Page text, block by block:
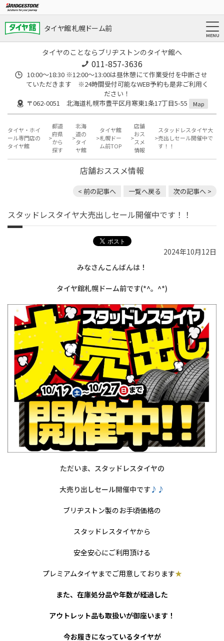
タイヤ館 札幌ドーム前
タイヤのことならブリヂストンのタイヤ館へ
011-857-3636
10:00～18:30 ※12:00～13:00は昼休憩にて作業受付を中断させ
ていただきます ※24時間受付可能なWEB予約も是非ご利用く
ださい！
〒062-0051 北海道札幌市豊平区月寒東1条17丁目5-55
Map
タイヤ・ホイ
ール専門店の
タイヤ館
都道
府県
から
探す
北海
道の
タイ
ヤ館
タイヤ館
札幌ドー
ム前TOP
店舗
おス
スメ
情報
スタッドレスタイヤ大
売出しセール開催中で
す！！
店舗おススメ情報
< 前の記事へ 一覧へ戻る 次の記事へ >
スタッドレスタイヤ大売出しセール開催中です！！
2024年10月12日
みなさんこんばんは！
タイヤ館札幌ドーム前です(*^。^*)
ただいま、スタッドレスタイヤの
大売り出しセール開催中です ♪♪
ブリヂストン製のお手頃価格の
スタッドレスタイヤから
安全安心にご利用頂ける
プレミアムタイヤまでご用意しております★
また、在庫処分品や年数が経過した
アウトレット品も取扱いが御座います！
今お履きになっているタイヤが